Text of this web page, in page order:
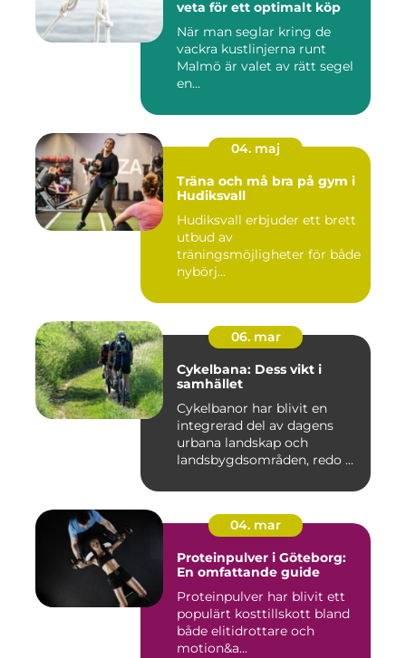
veta för ett optimalt köp
När man seglar kring de
vackra kustlinjerna runt
Malmö är valet av rätt segel
en...
04. maj
Träna och må bra på gym i
Hudiksvall
Hudiksvall erbjuder ett brett
utbud av
träningsmöjligheter för både
nybörj...
06. mar
Cykelbana: Dess vikt i
samhället
Cykelbanor har blivit en
integrerad del av dagens
urbana landskap och
landsbygdsområden, redo ...
04. mar
Proteinpulver i Göteborg:
En omfattande guide
Proteinpulver har blivit ett
populärt kosttillskott bland
både elitidrottare och
motion&a...